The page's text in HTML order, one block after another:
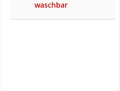
waschbar